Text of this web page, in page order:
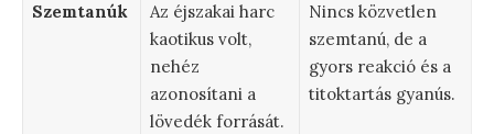
Szemtanúk
Az éjszakai harc
kaotikus volt,
nehéz
azonosítani a
lövedék forrását.
Nincs közvetlen
szemtanú, de a
gyors reakció és a
titoktartás gyanús.